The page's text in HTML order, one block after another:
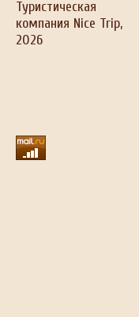
Туристическая
компания Nice Trip,
2026